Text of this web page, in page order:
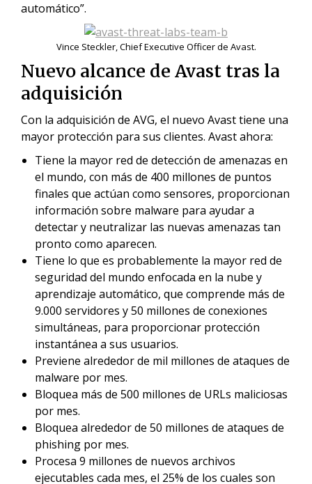
automático”.
Vince Steckler, Chief Executive Officer de Avast.
Nuevo alcance de Avast tras la
adquisición
Con la adquisición de AVG, el nuevo Avast tiene una
mayor protección para sus clientes. Avast ahora:
Tiene la mayor red de detección de amenazas en
el mundo, con más de 400 millones de puntos
finales que actúan como sensores, proporcionan
información sobre malware para ayudar a
detectar y neutralizar las nuevas amenazas tan
pronto como aparecen.
Tiene lo que es probablemente la mayor red de
seguridad del mundo enfocada en la nube y
aprendizaje automático, que comprende más de
9.000 servidores y 50 millones de conexiones
simultáneas, para proporcionar protección
instantánea a sus usuarios.
Previene alrededor de mil millones de ataques de
malware por mes.
Bloquea más de 500 millones de URLs maliciosas
por mes.
Bloquea alrededor de 50 millones de ataques de
phishing por mes.
Procesa 9 millones de nuevos archivos
ejecutables cada mes, el 25% de los cuales son